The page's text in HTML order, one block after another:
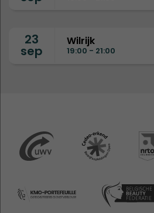
23
sep
Wilrijk
19:00 - 21:00